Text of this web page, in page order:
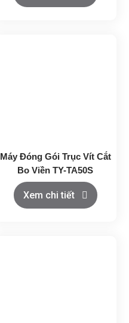
Máy Đóng Gói Trục Vít Cắt
Bo Viền TY-TA50S
Xem chi tiết